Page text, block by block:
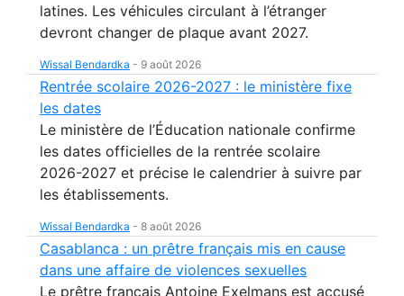
latines. Les véhicules circulant à l’étranger
devront changer de plaque avant 2027.
Wissal Bendardka - 9 août 2026
Rentrée scolaire 2026-2027 : le ministère fixe
les dates
Le ministère de l’Éducation nationale confirme
les dates officielles de la rentrée scolaire
2026-2027 et précise le calendrier à suivre par
les établissements.
Wissal Bendardka - 8 août 2026
Casablanca : un prêtre français mis en cause
dans une affaire de violences sexuelles
Le prêtre français Antoine Exelmans est accusé